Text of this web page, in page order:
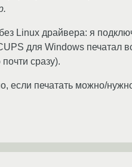
Linux драйвера: я
для Windows печатал
сразу).
если печатать можно/